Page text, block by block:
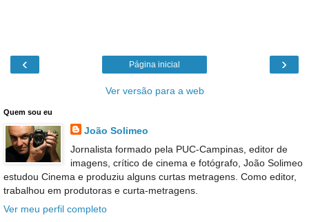
‹ ›
Página inicial
Ver versão para a web
Quem sou eu
João Solimeo
Jornalista formado pela PUC-Campinas, editor de
imagens, crítico de cinema e fotógrafo, João Solimeo
estudou Cinema e produziu alguns curtas metragens. Como editor,
trabalhou em produtoras e curta-metragens.
Ver meu perfil completo